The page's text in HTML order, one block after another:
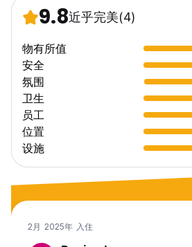
9.8近乎完美(4)
物有所值
安全
氛围
卫生
员工
位置
设施
2月 2025年 入住